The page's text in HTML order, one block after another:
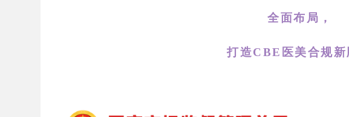
全面布局，
打造CBE 医美合规